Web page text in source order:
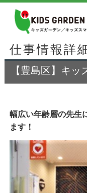
仕事情報詳
【豊島区】キ
幅広い年齢層の先生
ます！